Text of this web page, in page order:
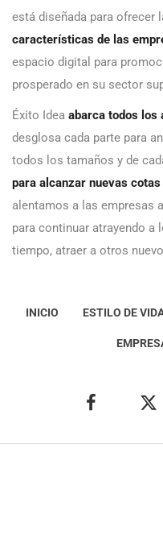
está diseñada para ofrecer
características de las
espacio digital para
prosperado en su sector
Éxito Idea abarca todos los
desglosa cada parte para
todos los tamaños y de
para alcanzar nuevas
alentamos a las empresas
para continuar atrayendo
tiempo, atraer a otros
INICIO ESTILO DE